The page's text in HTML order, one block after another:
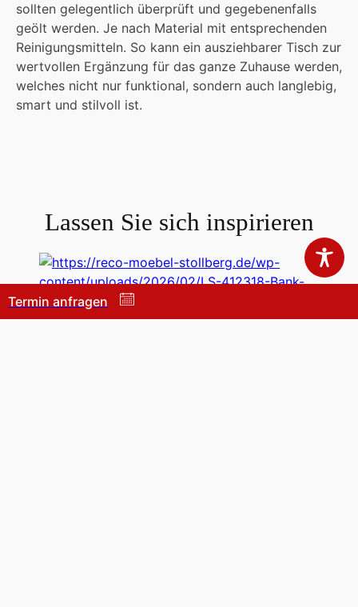
Termin anfragen
sollten gelegentlich überprüft und gegebenenfalls
geölt werden. Je nach Material mit entsprechenden
Reinigungsmitteln. So kann ein ausziehbarer Tisch zur
wertvollen Ergänzung für das ganze Zuhause werden,
welches nicht nur funktional, sondern auch langlebig,
smart und stilvoll ist.
Lassen Sie sich inspirieren